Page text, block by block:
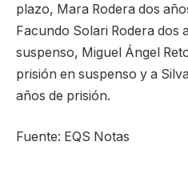
plazo, Mara Rodera dos
Facundo Solari Rodera dos
suspenso, Miguel Ángel
prisión en suspenso y a
años de prisión.
Fuente: EQS Notas